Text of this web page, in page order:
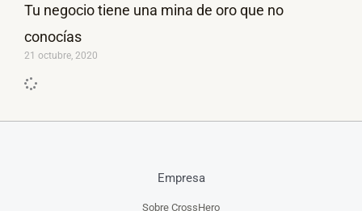
Tu negocio tiene una mina de oro que no
conocías
21 octubre, 2020
Empresa
Sobre CrossHero